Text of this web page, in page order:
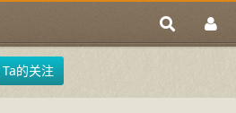
Ta的关注